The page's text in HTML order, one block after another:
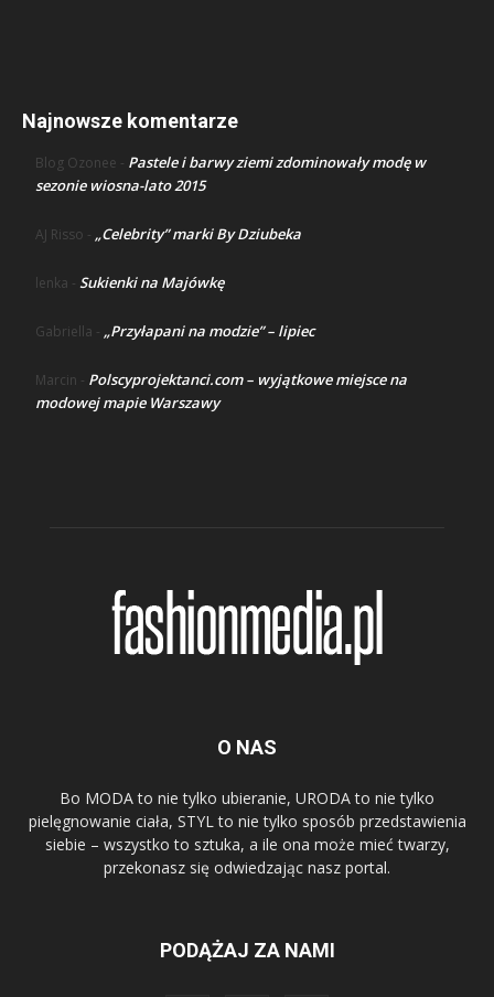
Najnowsze komentarze
Blog Ozonee - Pastele i barwy ziemi zdominowały modę w
sezonie wiosna-lato 2015
AJ Risso - „Celebrity” marki By Dziubeka
lenka - Sukienki na Majówkę
Gabriella - „Przyłapani na modzie” – lipiec
Marcin - Polscyprojektanci.com – wyjątkowe miejsce na
modowej mapie Warszawy
O NAS
Bo MODA to nie tylko ubieranie, URODA to nie tylko
pielęgnowanie ciała, STYL to nie tylko sposób przedstawienia
siebie – wszystko to sztuka, a ile ona może mieć twarzy,
przekonasz się odwiedzając nasz portal.
PODĄŻAJ ZA NAMI